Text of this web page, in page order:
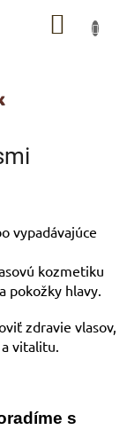
vypadávajúce
kozmetiku
pokožky hlavy.
zdravie vlasov,
vitalitu.
s